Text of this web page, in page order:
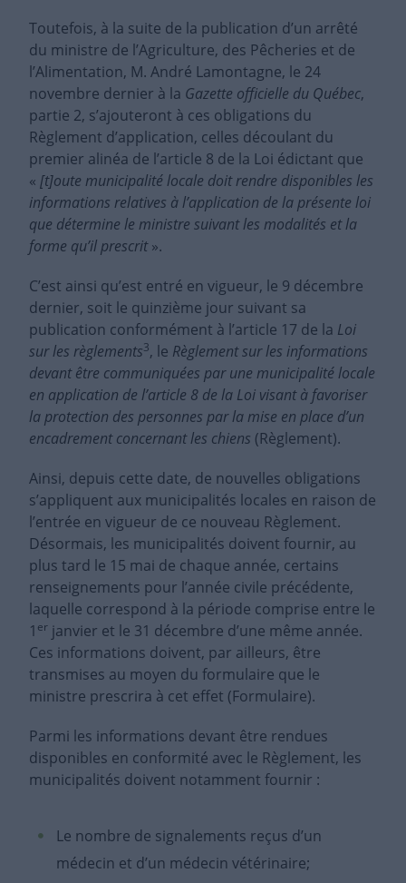
Toutefois, à la suite de la publication d’un arrêté
du ministre de l’Agriculture, des Pêcheries et de
l’Alimentation, M. André Lamontagne, le 24
novembre dernier à la Gazette officielle du Québec,
partie 2, s’ajouteront à ces obligations du
Règlement d’application, celles découlant du
premier alinéa de l’article 8 de la Loi édictant que
« [t]oute municipalité locale doit rendre disponibles les
informations relatives à l’application de la présente loi
que détermine le ministre suivant les modalités et la
forme qu’il prescrit».
C’est ainsi qu’est entré en vigueur, le 9 décembre
dernier, soit le quinzième jour suivant sa
publication conformément à l’article 17 de la Loi
sur les règlements3, le Règlement sur les informations
devant être communiquées par une municipalité locale
en application de l’article 8 de la Loi visant à favoriser
la protection des personnes par la mise en place d’un
encadrement concernant les chiens (Règlement).
Ainsi, depuis cette date, de nouvelles obligations
s’appliquent aux municipalités locales en raison de
l’entrée en vigueur de ce nouveau Règlement.
Désormais, les municipalités doivent fournir, au
plus tard le 15 mai de chaque année, certains
renseignements pour l’année civile précédente,
laquelle correspond à la période comprise entre le
1 er janvier et le 31 décembre d’une même année.
Ces informations doivent, par ailleurs, être
transmises au moyen du formulaire que le
ministre prescrira à cet effet (Formulaire).
Parmi les informations devant être rendues
disponibles en conformité avec le Règlement, les
municipalités doivent notamment fournir :
Le nombre de signalements reçus d’un
médecin et d’un médecin vétérinaire;